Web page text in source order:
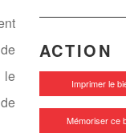
le
ACTION
Imprimer le
Mémoriser ce